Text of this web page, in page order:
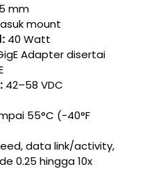
mm
mount
40 Watt
Adapter disertai
42–58 VDC
55°C (-40°F
data link/activity,
0.25 hingga 10x